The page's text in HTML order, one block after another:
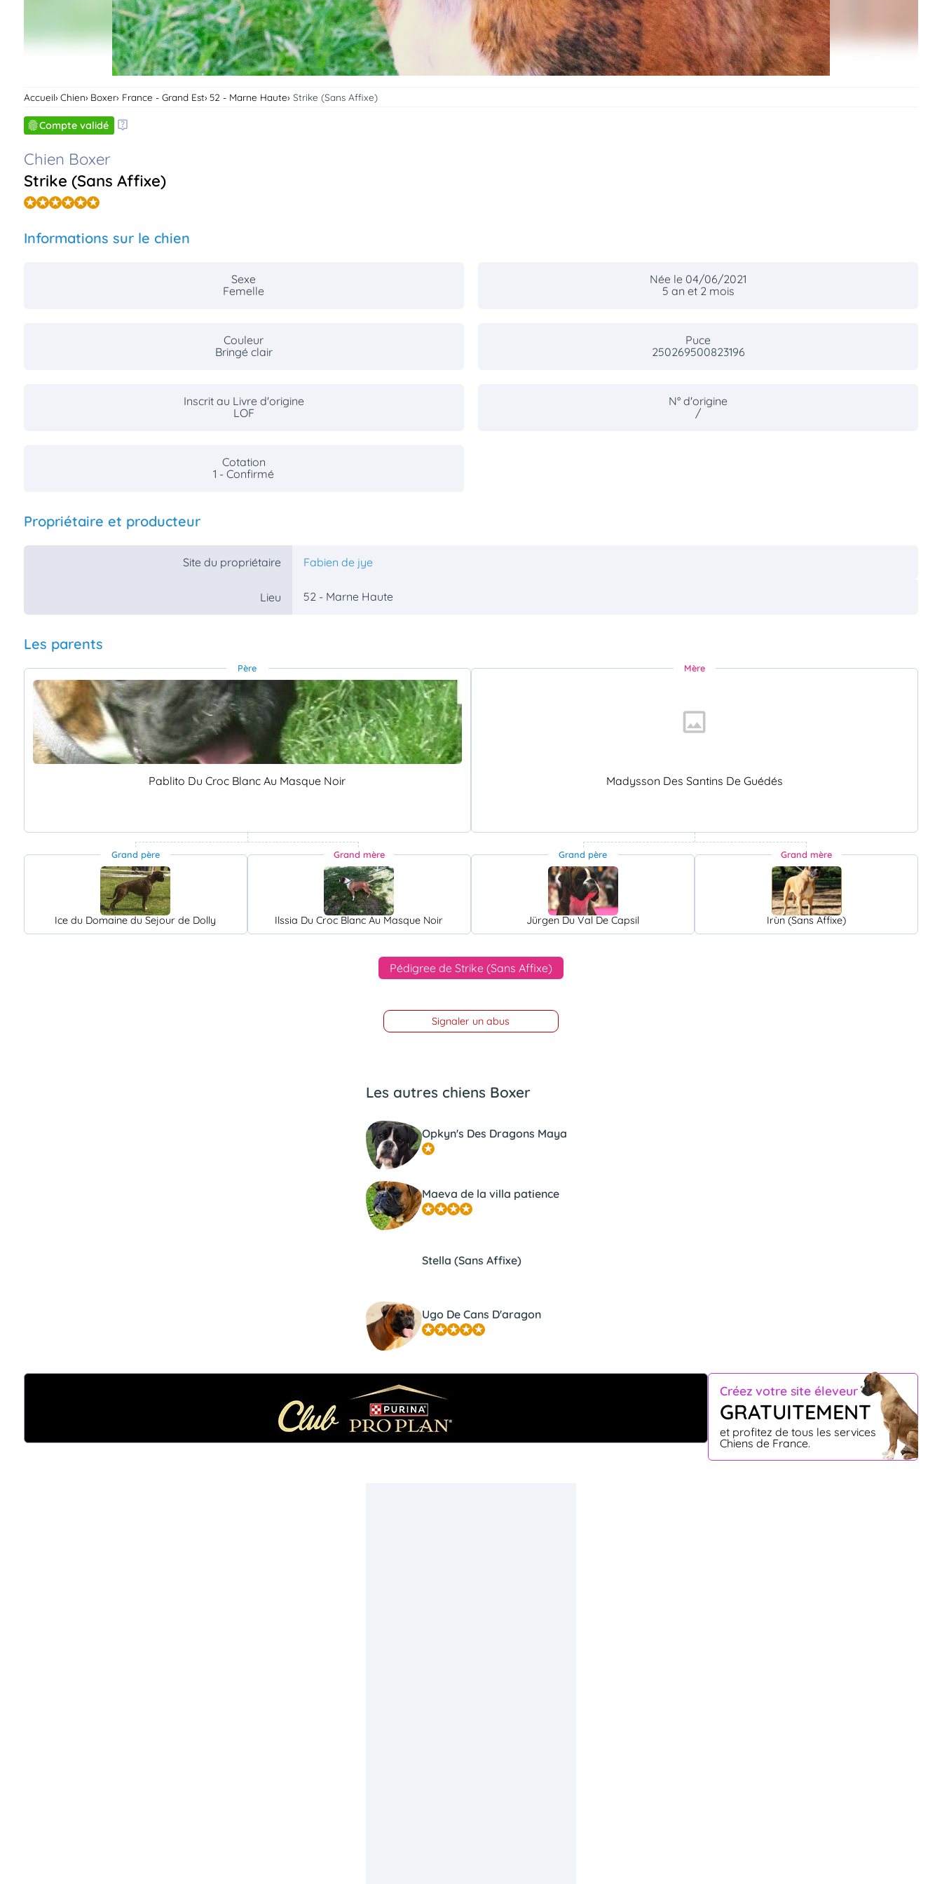
Accueil Chien Boxer France - Grand Est 52 - Marne Haute Strike (Sans Affixe)
Compte validé
Chien Boxer
Strike (Sans Affixe)
Informations sur le chien
Sexe
Femelle
Née le 04/06/2021
5 an et 2 mois
Couleur
Bringé clair
Puce
250269500823196
Inscrit au Livre d'origine
LOF
N° d'origine
/
Cotation
1 - Confirmé
Propriétaire et producteur
Site du propriétaire Fabien de jye
Lieu 52 - Marne Haute
Les parents
Père
Pablito Du Croc Blanc Au Masque Noir
Grand père
Ice du Domaine du Sejour de Dolly
Grand mère
Ilssia Du Croc Blanc Au Masque Noir
Mère
Madysson Des Santins De Guédés
Grand père
Jürgen Du Val De Capsil
Grand mère
Irùn (Sans Affixe)
Pédigree de Strike (Sans Affixe)
Signaler un abus
Créez votre site éleveur
GRATUITEMENT
et profitez de tous les services
Chiens de France.
Les autres chiens Boxer
Opkyn's Des Dragons Maya
Maeva de la villa patience
Stella (Sans Affixe)
Ugo De Cans D'aragon